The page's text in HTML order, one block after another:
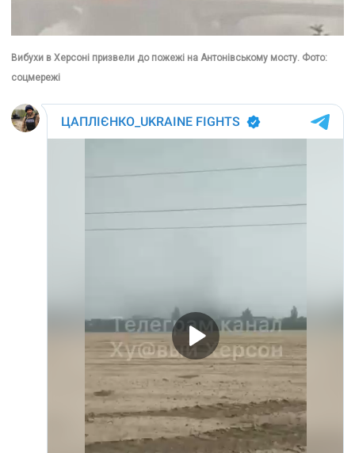
Вибухи в Херсоні призвели до пожежі на Антонівському мосту. Фото:
соцмережі